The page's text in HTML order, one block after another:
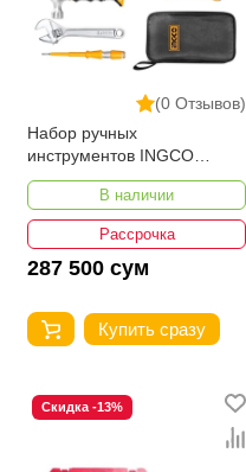
(0 Отзывов)
Набор ручных
инструментов INGCO
HKTH20809 9 шт
В наличии
Рассрочка
287 500 сум
Купить сразу
Скидка -13%